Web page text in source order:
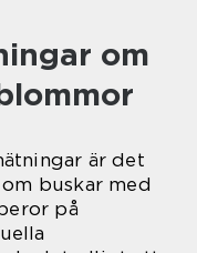
om
är det
buskar med
på